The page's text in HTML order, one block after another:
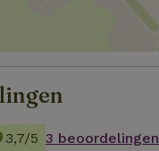
3,7/5 3 beoordelingen